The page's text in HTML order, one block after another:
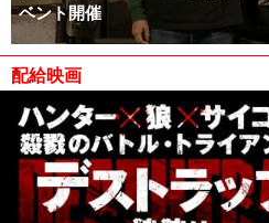
ベント開催
配給映画